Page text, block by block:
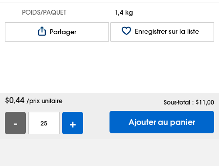
POIDS/PAQUET 1,4 kg
Partager Enregistrer sur la liste
$0,44 /prix unitaire Sous-total : $11,00
- + Ajouter au panier